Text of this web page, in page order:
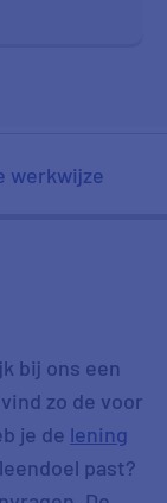
09:35
09:08
07:46
werkwijze
bij ons een
zo de voor
je de lening
past?